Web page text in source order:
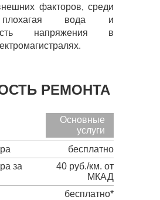
факторов, среди
плохагая вода и
напряжения в
РЕМОНТА
Основные
услуги
бесплатно
за
40 руб./км. от
МКАД
бесплатно*